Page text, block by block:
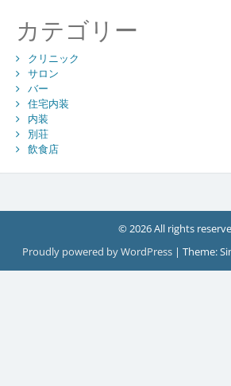
カテゴリー
クリニック
サロン
バー
住宅内装
内装
別荘
飲食店
© 2026 All rights
Proudly powered by WordPress | Theme: